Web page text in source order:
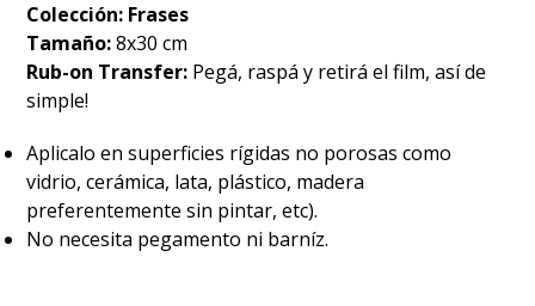
Colección: Frases
Tamaño:8x30 cm
Rub-on Transfer: Pegá, raspá y retirá el film, así de
simple!
Aplicalo en superficies rígidas no porosas como
vidrio, cerámica, lata, plástico, madera
preferentemente sin pintar, etc).
No necesita pegamento ni barníz.